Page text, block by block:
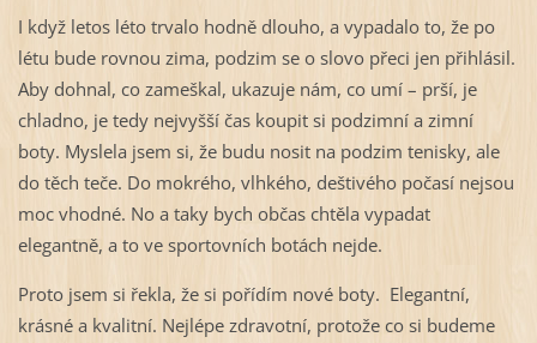
I když letos léto trvalo hodně dlouho, a vypadalo to, že po
létu bude rovnou zima, podzim se o slovo přeci jen přihlásil.
Aby dohnal, co zameškal, ukazuje nám, co umí – prší, je
chladno, je tedy nejvyšší čas koupit si podzimní a zimní
boty. Myslela jsem si, že budu nosit na podzim tenisky, ale
do těch teče. Do mokrého, vlhkého, deštivého počasí nejsou
moc vhodné. No a taky bych občas chtěla vypadat
elegantně, a to ve sportovních botách nejde.
Proto jsem si řekla, že si pořídím nové boty. Elegantní,
krásné a kvalitní. Nejlépe zdravotní, protože co si budeme